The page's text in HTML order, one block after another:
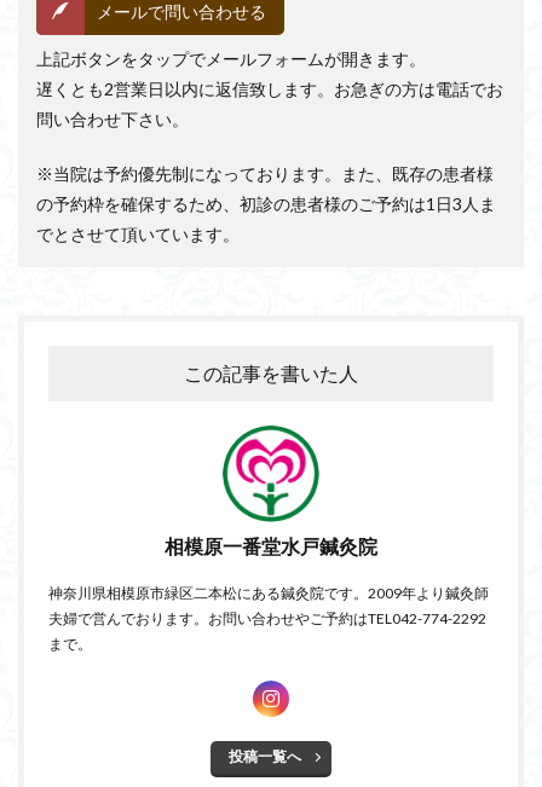
メールで問い合わせる
上記ボタンをタップでメールフォームが開きます。
遅くとも2営業日以内に返信致します。お急ぎの方は電話でお
問い合わせ下さい。
※当院は予約優先制になっております。また、既存の患者様
の予約枠を確保するため、初診の患者様のご予約は1日3人ま
でとさせて頂いています。
この記事を書いた人
相模原一番堂水戸鍼灸院
神奈川県相模原市緑区二本松にある鍼灸院です。2009年より鍼灸師
夫婦で営んでおります。お問い合わせやご予約はTEL042-774-2292
まで。
投稿一覧へ